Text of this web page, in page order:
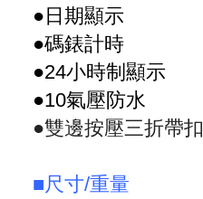
●日期顯示
●碼錶計時
●24小時制顯示
●10氣壓防水
●雙邊按壓三折帶扣
■尺寸/重量